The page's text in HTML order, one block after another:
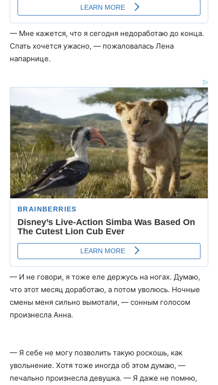
— Мне кажется, что я сегодня недоработаю до конца.
Спать хочется ужасно, — пожаловалась Лена
напарнице.
— И не говори, я тоже еле держусь на ногах. Думаю,
что этот месяц доработаю, а потом уволюсь. Ночные
смены меня сильно вымотали, — сонным голосом
произнесла Анна.
— Я себе не могу позволить такую роскошь, как
увольнение. Хотя тоже иногда об этом думаю, —
печально произнесла девушка. — Я даже не помню,